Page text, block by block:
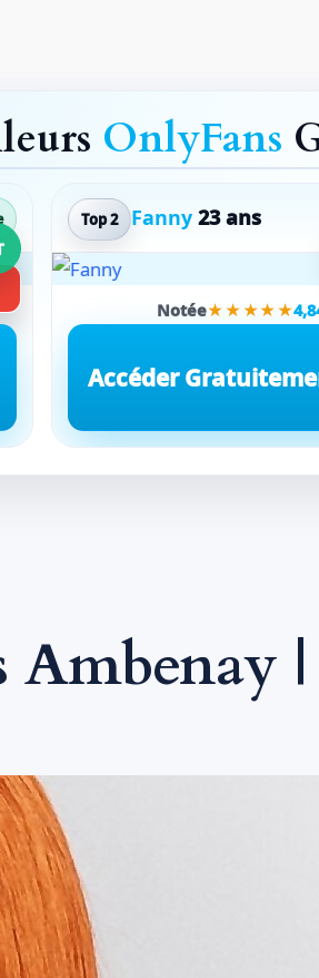
OnlyFans
Top 2 Fanny 23 ans
Notée★★★★★
Accéder